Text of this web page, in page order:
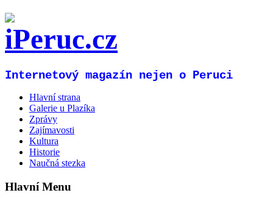
Internetový magazín nejen o Peruci
Hlavní strana
Galerie u Plazíka
Zprávy
Zajímavosti
Kultura
Historie
Naučná stezka
Hlavní Menu